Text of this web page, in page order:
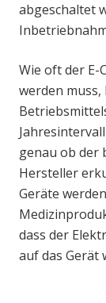
abgeschaltet
Wie oft der E-
werden
genau ob der
Hersteller
Geräte
dass der
auf das Gerät